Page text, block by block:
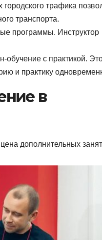
трафика
транспорта.
программы. Инструктор
обучение с практикой.
и практику
в
дополнительных